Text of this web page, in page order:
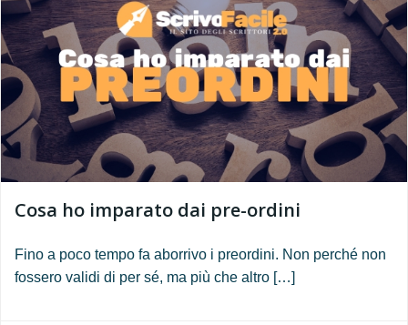
Cosa ho imparato dai pre-ordini
Fino a poco tempo fa aborrivo i preordini. Non perché non
fossero validi di per sé, ma più che altro […]